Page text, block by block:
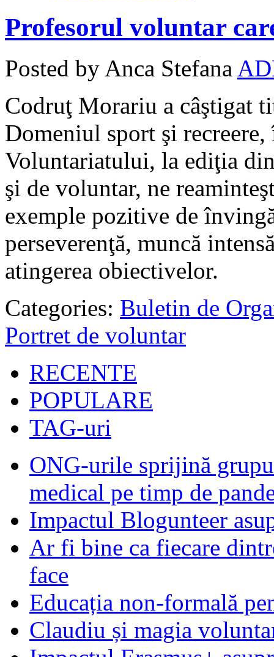
Profesorul voluntar
Posted by Anca Stefana
Codruţ Morariu a câştigat
Domeniul sport şi
Voluntariatului, la ediţia
şi de voluntar, ne
exemple pozitive de
perseverenţă, muncă
atingerea obiectivelor.
Categories: Buletin de
Portret de voluntar
RECENTE
POPULARE
TAG-uri
ONG-urile sprijină
medical pe timp de
Impactul Blogunteer
Ar fi bine ca fiecare
face
Educația non-formală
Claudiu și magia